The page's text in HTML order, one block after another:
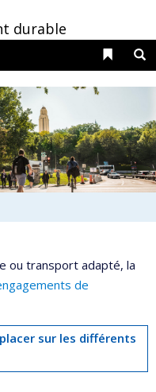
durable
Liens
ou transport adapté, la
de
sur les différents